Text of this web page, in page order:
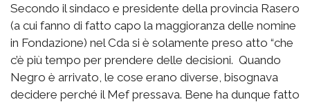
Secondo il sindaco e presidente della provincia Rasero
(a cui fanno di fatto capo la maggioranza delle nomine
in Fondazione) nel Cda si è solamente preso atto “che
c’è più tempo per prendere delle decisioni. Quando
Negro è arrivato, le cose erano diverse, bisognava
decidere perché il Mef pressava. Bene ha dunque fatto